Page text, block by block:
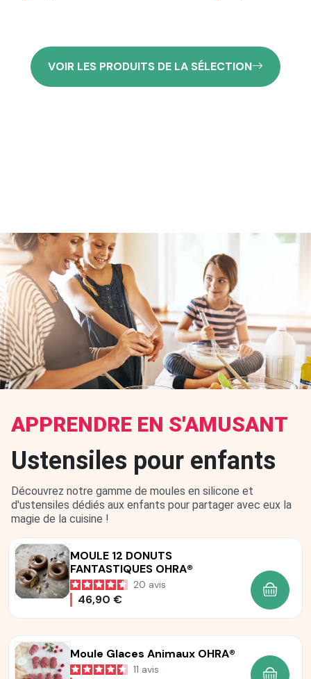
VOIR LES PRODUITS DE LA SÉLECTION
APPRENDRE EN S'AMUSANT
Ustensiles pour enfants
Découvrez notre gamme de moules en silicone et
d'ustensiles dédiés aux enfants pour partager avec eux la
magie de la cuisine !
MOULE 12 DONUTS
FANTASTIQUES OHRA®
20 avis
46,90 €
Moule Glaces Animaux OHRA®
11 avis